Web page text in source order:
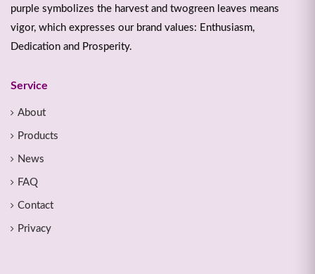
purple symbolizes the harvest and twogreen leaves means
vigor, which expresses our brand values: Enthusiasm,
Dedication and Prosperity.
Service
About
Products
News
FAQ
Contact
Privacy